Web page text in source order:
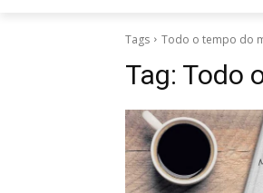
Tags Todo o tempo do
Tag: Todo